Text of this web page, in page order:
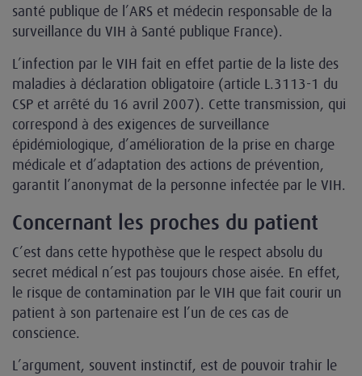
santé publique de l’ARS et médecin responsable de la
surveillance du VIH à Santé publique France).
L’infection par le VIH fait en effet partie de la liste des
maladies à déclaration obligatoire (article L.3113-1 du
CSP et arrêté du 16 avril 2007). Cette transmission, qui
correspond à des exigences de surveillance
épidémiologique, d’amélioration de la prise en charge
médicale et d’adaptation des actions de prévention,
garantit l’anonymat de la personne infectée par le VIH.
Concernant les proches du patient
C’est dans cette hypothèse que le respect absolu du
secret médical n’est pas toujours chose aisée. En effet,
le risque de contamination par le VIH que fait courir un
patient à son partenaire est l’un de ces cas de
conscience.
L’argument, souvent instinctif, est de pouvoir trahir le